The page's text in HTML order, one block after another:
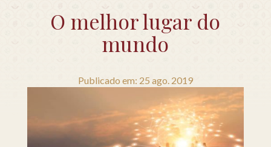
O melhor lugar do
mundo
Publicado em: 25 ago. 2019